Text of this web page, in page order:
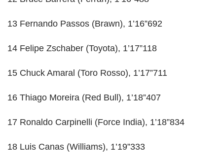
13 Fernando Passos (Brawn), 1’16”692
14 Felipe Zschaber (Toyota), 1’17”118
15 Chuck Amaral (Toro Rosso), 1’17”711
16 Thiago Moreira (Red Bull), 1’18”407
17 Ronaldo Carpinelli (Force India), 1’18”834
18 Luis Canas (Williams), 1’19”333